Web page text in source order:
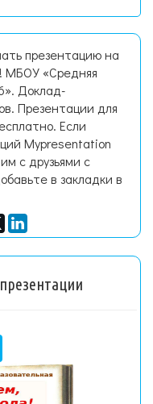
презентацию на
МБОУ «Средняя
Доклад-
Презентации для
Если
Mypresentation
с друзьями с
в закладки в